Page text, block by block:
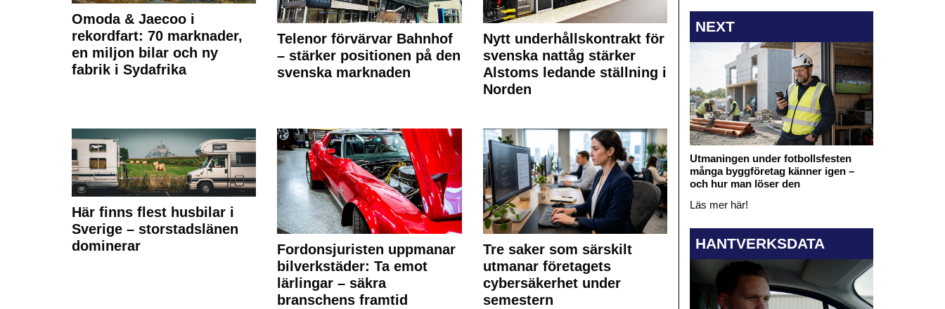
Omoda & Jaecoo i
rekordfart: 70 marknader,
en miljon bilar och ny
fabrik i Sydafrika
Telenor förvärvar Bahnhof
– stärker positionen på den
svenska marknaden
Nytt underhållskontrakt för
svenska nattåg stärker
Alstoms ledande ställning i
Norden
Här finns flest husbilar i
Sverige – storstadslänen
dominerar
Fordonsjuristen uppmanar
bilverkstäder: Ta emot
lärlingar – säkra
branschens framtid
Tre saker som särskilt
utmanar företagets
cybersäkerhet under
semestern
NEXT
Utmaningen under fotbollsfesten
många byggföretag känner igen –
och hur man löser den
Läs mer här!
HANTVERKSDATA